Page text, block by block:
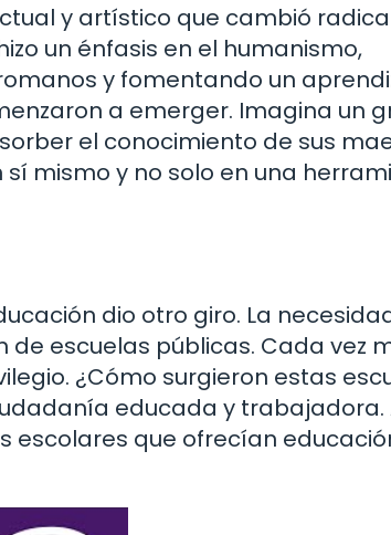
y artístico que cambió
un énfasis en el humanismo,
y fomentando un
a emerger. Imagina un
el conocimiento de sus
mismo y no solo en una
dio otro giro. La
escuelas públicas. Cada vez
¿Cómo surgieron estas
educada y trabajadora.
escolares que ofrecían